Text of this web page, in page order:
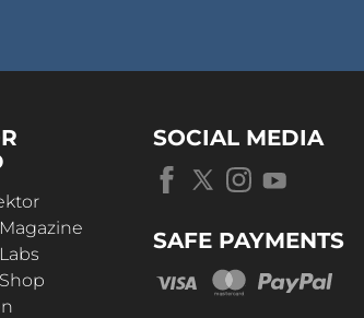
SOCIAL MEDIA
SAFE PAYMENTS